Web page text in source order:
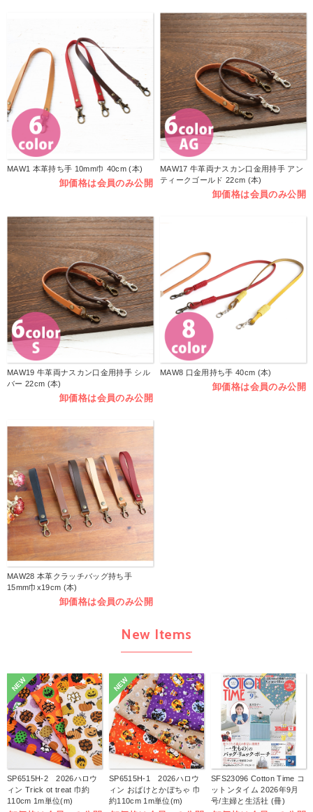
MAW1 本革持ち手 10mm巾 40cm (本)
卸価格は会員のみ公開
MAW17 牛革両ナスカン口金用持手 アン
ティークゴールド 22cm (本)
卸価格は会員のみ公開
MAW19 牛革両ナスカン口金用持手 シル
バー 22cm (本)
卸価格は会員のみ公開
MAW8 口金用持ち手 40cm (本)
卸価格は会員のみ公開
MAW28 本革クラッチバッグ持ち手
15mm巾x19cm (本)
卸価格は会員のみ公開
New Items
NEW
SP6515H-2 2026ハロウ
ィン Trick ot treat 巾約
110cm 1m単位(m)
NEW
SP6515H-1 2026ハロウ
ィン おばけとかぼちゃ 巾
約110cm 1m単位(m)
SFS23096 Cotton Time コ
ットンタイム 2026年9月
号/主婦と生活社 (冊)